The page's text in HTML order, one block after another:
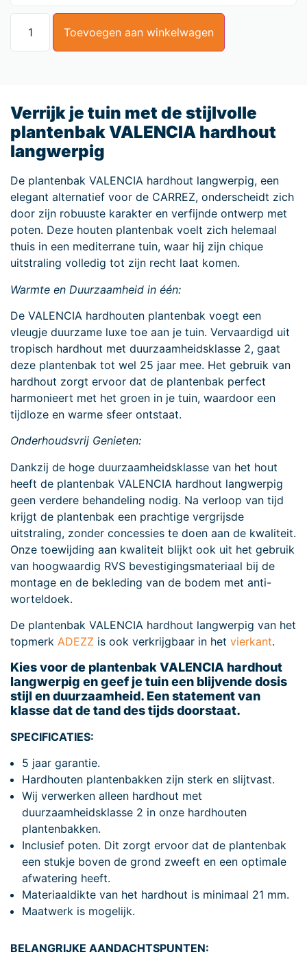
Toevoegen aan winkelwagen
Verrijk je tuin met de stijlvolle
plantenbak VALENCIA hardhout
langwerpig
De plantenbak VALENCIA hardhout langwerpig, een
elegant alternatief voor de CARREZ, onderscheidt zich
door zijn robuuste karakter en verfijnde ontwerp met
poten. Deze houten plantenbak voelt zich helemaal
thuis in een mediterrane tuin, waar hij zijn chique
uitstraling volledig tot zijn recht laat komen.
Warmte en Duurzaamheid in één:
De VALENCIA hardhouten plantenbak voegt een
vleugje duurzame luxe toe aan je tuin. Vervaardigd uit
tropisch hardhout met duurzaamheidsklasse 2, gaat
deze plantenbak tot wel 25 jaar mee. Het gebruik van
hardhout zorgt ervoor dat de plantenbak perfect
harmonieert met het groen in je tuin, waardoor een
tijdloze en warme sfeer ontstaat.
Onderhoudsvrij Genieten:
Dankzij de hoge duurzaamheidsklasse van het hout
heeft de plantenbak VALENCIA hardhout langwerpig
geen verdere behandeling nodig. Na verloop van tijd
krijgt de plantenbak een prachtige vergrijsde
uitstraling, zonder concessies te doen aan de kwaliteit.
Onze toewijding aan kwaliteit blijkt ook uit het gebruik
van hoogwaardig RVS bevestigingsmateriaal bij de
montage en de bekleding van de bodem met anti-
worteldoek.
De plantenbak VALENCIA hardhout langwerpig van het
topmerk ADEZZ is ook verkrijgbaar in het vierkant.
Kies voor de plantenbak VALENCIA hardhout
langwerpig en geef je tuin een blijvende dosis
stijl en duurzaamheid. Een statement van
klasse dat de tand des tijds doorstaat.
SPECIFICATIES:
5 jaar garantie.
Hardhouten plantenbakken zijn sterk en slijtvast.
Wij verwerken alleen hardhout met
duurzaamheidsklasse 2 in onze hardhouten
plantenbakken.
Inclusief poten. Dit zorgt ervoor dat de plantenbak
een stukje boven de grond zweeft en een optimale
afwatering heeft.
Materiaaldikte van het hardhout is minimaal 21 mm.
Maatwerk is mogelijk.
BELANGRIJKE AANDACHTSPUNTEN: